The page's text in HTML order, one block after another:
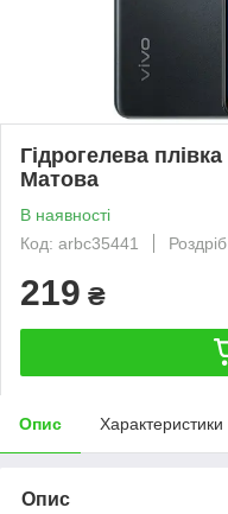
Гідрогелева
Матова
В наявності
Код: arbc35441
Роздріб
219 ₴
Опис Характеристики
Опис